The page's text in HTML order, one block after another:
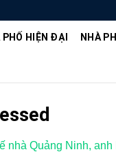
PHỐ HIỆN ĐẠI NHÀ
nhà Quảng Ninh,